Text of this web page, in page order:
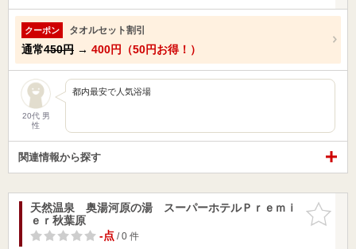
クーポン タオルセット割引
通常450円 → 400円（50円お得！）
20代 男
性
都内最安で人気浴場
関連情報から探す
お気に入
りに追加
天然温泉 奥湯河原の湯 スーパーホテルＰｒｅｍｉ
ｅｒ秋葉原
-点/ 0 件